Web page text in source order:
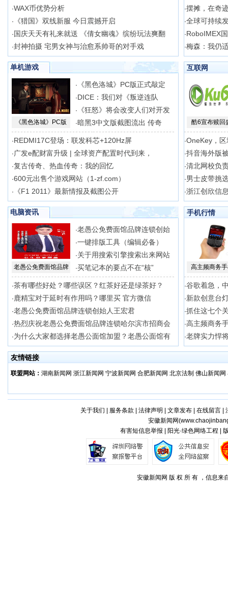
·WAX币优势分析
· 《猎国》双线新服 今日震撼开启
· 国庆天天有礼来就送 《倩女幽魂》缤纷玩法爽翻
·封神拍摄 宅男女神与治愈系帅哥的对手戏
·摆摊，在奇
·全球可持续
·RoboIMEX
·梅森：我仍
单机游戏
《黑色洛城》PC版
· 《黑色洛城》PC版正式敲定
·DICE：我们对《叛逆连队
· 《狂怒》将会改变人们对开发
·暗黑3中文版截图流出 传奇
·REDMI17C登场：联发科芯+120Hz屏
· 广发e配财富升级 | 全球资产配置时代到来，
·复古传奇、热血传奇：我的回忆
·600元出售个游戏网站（1-zf.com）
· 《F1 2011》最新情报及截图公开
互联网
酷6宣布赎回
·OneKey，
·抖音海外版
·清北网校负
·男士皮带挑
·浙江创欣信
电脑资讯
老愚公免费面馆品牌
·老愚公免费面馆品牌连锁创始
·一键排版工具（编辑必备）
·关于用搜索引擎搜索出来网站
·买笔记本的要点不在“核”
·茶有哪些好处？哪些误区？红茶好还是绿茶好？
· 鹿精宝对于延时有作用吗？哪里买 官方微信
·老愚公免费面馆品牌连锁创始人王宏君
·热烈庆祝老愚公免费面馆品牌连锁哈尔滨市招商会
·为什么大家都选择老愚公面馆加盟？老愚公面馆有
手机行情
高主频商务
·谷歌着急，
·新款创意台
·抓住这七个
·高主频商务
·老牌实力悍
友情链接
联盟网站： 湖南新闻网 浙江新闻网 宁波新闻网 合肥新闻网 北京法制 佛山新闻网
关于我们 服务条款 法律声明 文章发布| 在线留言|
安徽新闻网(
有害短信息举报 | 阳光·绿色网络工程 |
安徽新闻网 版 权 所 有 ，信息